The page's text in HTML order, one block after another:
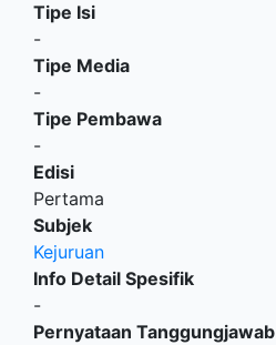
Tipe Isi
-
Tipe Media
-
Tipe Pembawa
-
Edisi
Pertama
Subjek
Kejuruan
Info Detail Spesifik
-
Pernyataan Tanggungjawab